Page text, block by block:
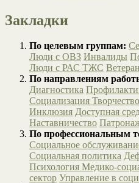
Закладки
По целевым группам:
Люди с ОВЗ Инвалиды
Люди с РАС ТЖС
По направлениям
Диагностика
Социализация Творчество
Инклюзия Доступная
Наставничество
По профессиональным
Социальное
Социальная политика
Психология Медико-
сектор Управление в